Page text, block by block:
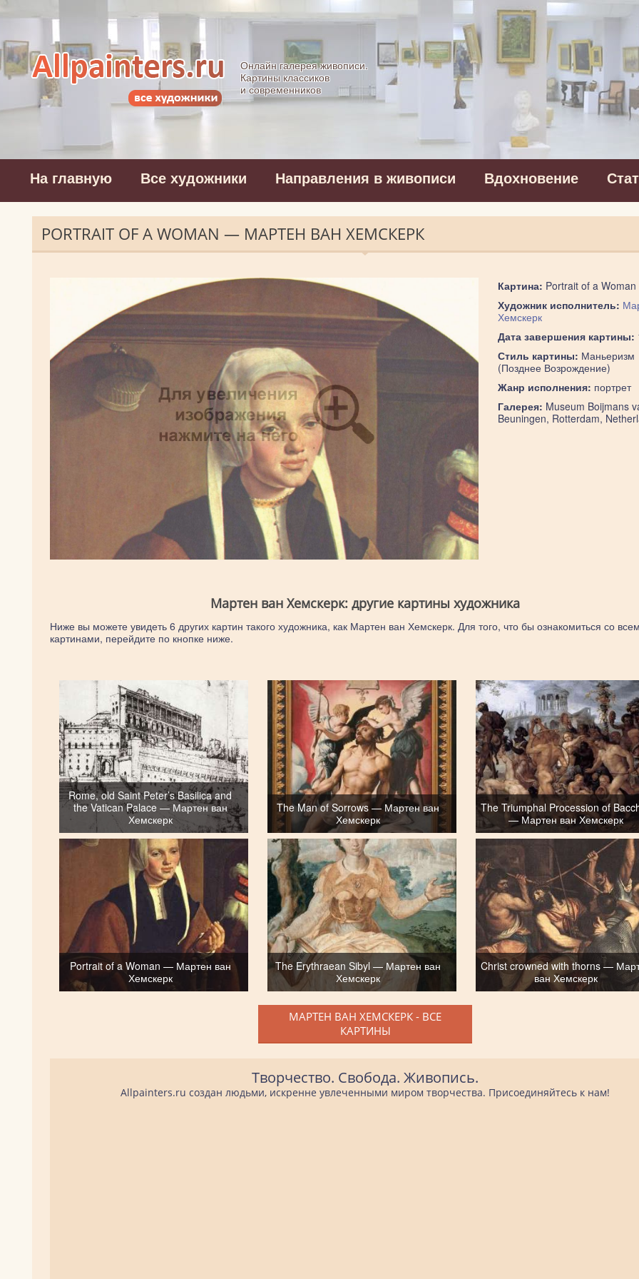
Allpainters.ru - картинная галерея
Онлайн галерея живописи.
Картины классиков
и современников
На главную Все художники Направления в живописи Вдохновение
PORTRAIT OF A WOMAN — МАРТЕН ВАН ХЕМСКЕРК
Картина: Portrait of a Woman
Художник исполнитель:
Хемскерк
Дата завершения картины:
Стиль картины: Маньеризм
(Позднее Возрождение)
Жанр исполнения: портрет
Галерея: Museum Boijmans
Beuningen, Rotterdam,
Мартен ван Хемскерк: другие картины художника
Ниже вы можете увидеть 6 других картин такого художника, как Мартен ван Хемскерк. Для того, что бы ознакомиться со
картинами, перейдите по кнопке ниже.
Rome, old Saint Peter’s Basilica and
the Vatican Palace — Мартен ван
Хемскерк
The Man of Sorrows — Мартен ван
Хемскерк
The Triumphal Procession of
— Мартен ван Хемскерк
Portrait of a Woman — Мартен ван
Хемскерк
The Erythraean Sibyl — Мартен ван
Хемскерк
Christ crowned with thorns —
ван Хемскерк
МАРТЕН ВАН ХЕМСКЕРК - ВСЕ
КАРТИНЫ
Творчество. Свобода. Живопись.
Allpainters.ru создан людьми, искренне увлеченными миром творчества. Присоединяйтесь к нам!